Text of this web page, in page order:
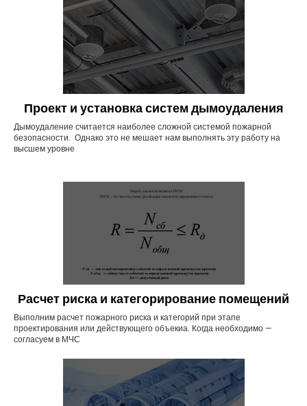
Проект и установка систем дымоудаления
Дымоудаление считается наиболее сложной системой пожарной
безопасности. Однако это не мешает нам выполнять эту работу на
высшем уровне
Расчет риска и категорирование помещений
Выполним расчет пожарного риска и категорий при этапе
проектирования или действующего объекиа. Когда необходимо —
согласуем в МЧС